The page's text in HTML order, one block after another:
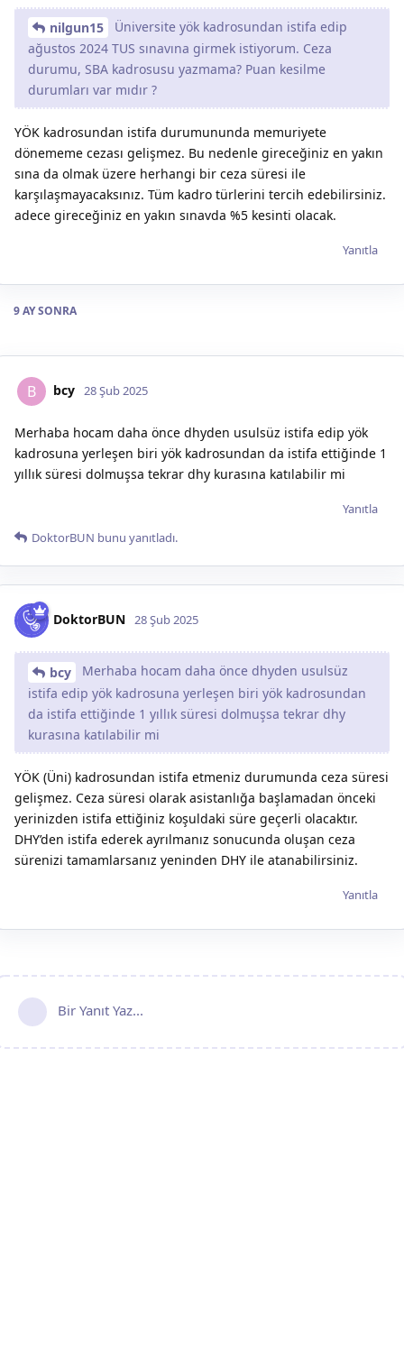
nilgun15
Üniversite yök kadrosundan istifa edip
ağustos 2024 TUS sınavına girmek istiyorum. Ceza
durumu, SBA kadrosusu yazmama? Puan kesilme
durumları var mıdır ?
YÖK kadrosundan istifa durumununda memuriyete
dönememe cezası gelişmez. Bu nedenle gireceğiniz en yakın
sına da olmak üzere herhangi bir ceza süresi ile
karşılaşmayacaksınız. Tüm kadro türlerini tercih edebilirsiniz.
adece gireceğiniz en yakın sınavda %5 kesinti olacak.
Yanıtla
9 AYSONRA
B bcy 28 Şub 2025
Merhaba hocam daha önce dhyden usulsüz istifa edip yök
kadrosuna yerleşen biri yök kadrosundan da istifa ettiğinde 1
yıllık süresi dolmuşsa tekrar dhy kurasına katılabilir mi
Yanıtla
DoktorBUN bunu yanıtladı.
DoktorBUN 28 Şub 2025
bcy
Merhaba hocam daha önce dhyden usulsüz
istifa edip yök kadrosuna yerleşen biri yök kadrosundan
da istifa ettiğinde 1 yıllık süresi dolmuşsa tekrar dhy
kurasına katılabilir mi
YÖK (Üni) kadrosundan istifa etmeniz durumunda ceza süresi
gelişmez. Ceza süresi olarak asistanlığa başlamadan önceki
yerinizden istifa ettiğiniz koşuldaki süre geçerli olacaktır.
DHY’den istifa ederek ayrılmanız sonucunda oluşan ceza
sürenizi tamamlarsanız yeninden DHY ile atanabilirsiniz.
Yanıtla
Bir Yanıt Yaz...